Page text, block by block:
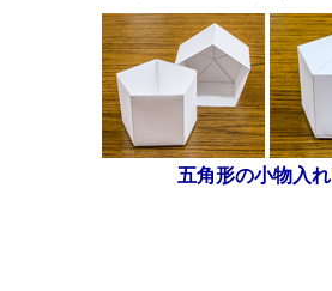
五角形の小物入れ